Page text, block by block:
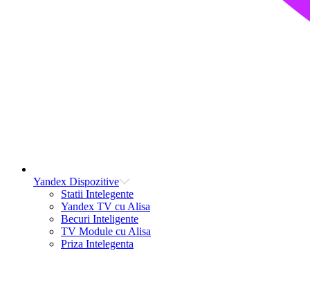
Yandex Dispozitive
Statii Intelegente
Yandex TV cu Alisa
Becuri Inteligente
TV Module cu Alisa
Priza Intelegenta